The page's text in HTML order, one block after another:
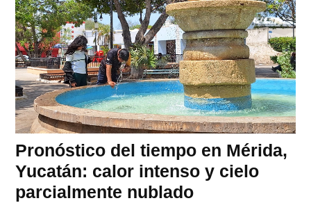
Pronóstico del tiempo en Mérida,
Yucatán: calor intenso y cielo
parcialmente nublado